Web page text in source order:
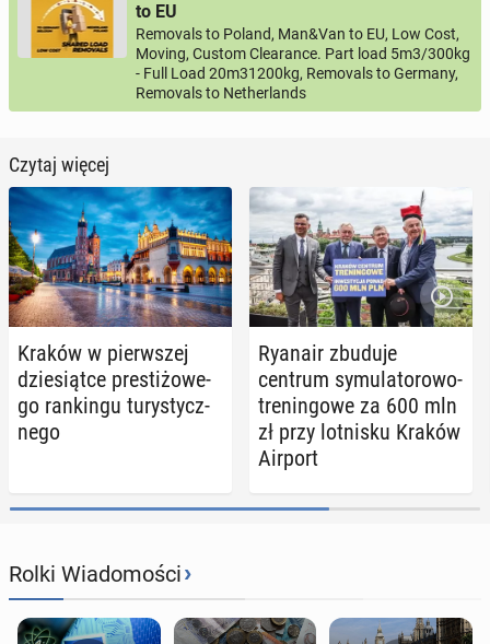
to EU
Removals to Poland, Man&Van to EU, Low Cost,
Moving, Custom Clearance. Part load 5m3/300kg
- Full Load 20m31200kg, Removals to Germany,
Removals to Netherlands
Czytaj więcej
Kraków w pierw­szej
dzie­siąt­ce pre­sti­żo­we­
go ran­kin­gu tu­ry­stycz­
ne­go
Ryanair zbuduje
centrum sy­mu­la­to­ro­wo-
tre­nin­go­we za 600 mln
zł przy lot­ni­sku Kraków
Airport
Rolki Wiadomości›